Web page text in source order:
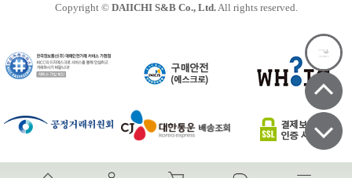
Copyright © DAIICHI S&B Co., Ltd.All rights reserved.